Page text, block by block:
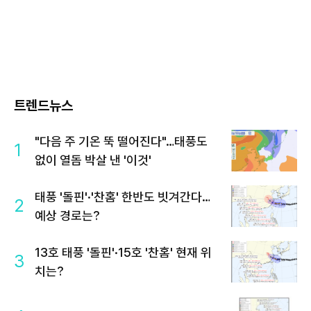
트렌드뉴스
1
"다음 주 기온 뚝 떨어진다"…태풍도
없이 열돔 박살 낸 '이것'
2
태풍 '돌핀'·'찬홈' 한반도 빗겨간다…
예상 경로는?
3
13호 태풍 '돌핀'·15호 '찬홈' 현재 위
치는?